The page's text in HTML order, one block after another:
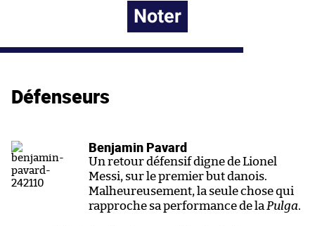
Noter
Défenseurs
Benjamin Pavard
Un retour défensif digne de Lionel
Messi, sur le premier but danois.
Malheureusement, la seule chose qui
rapproche sa performance de la Pulga.